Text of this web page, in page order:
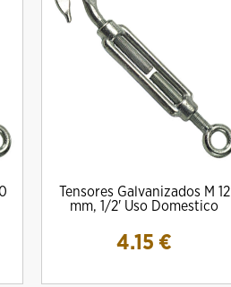
Tensores Galvanizados M 12
mm, 1/2' Uso Domestico
4.15 €